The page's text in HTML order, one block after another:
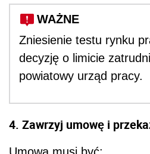
WAŻNE
Zniesienie testu rynku
decyzję o limicie
powiatowy urząd pracy.
4. Zawrzyj umowę i